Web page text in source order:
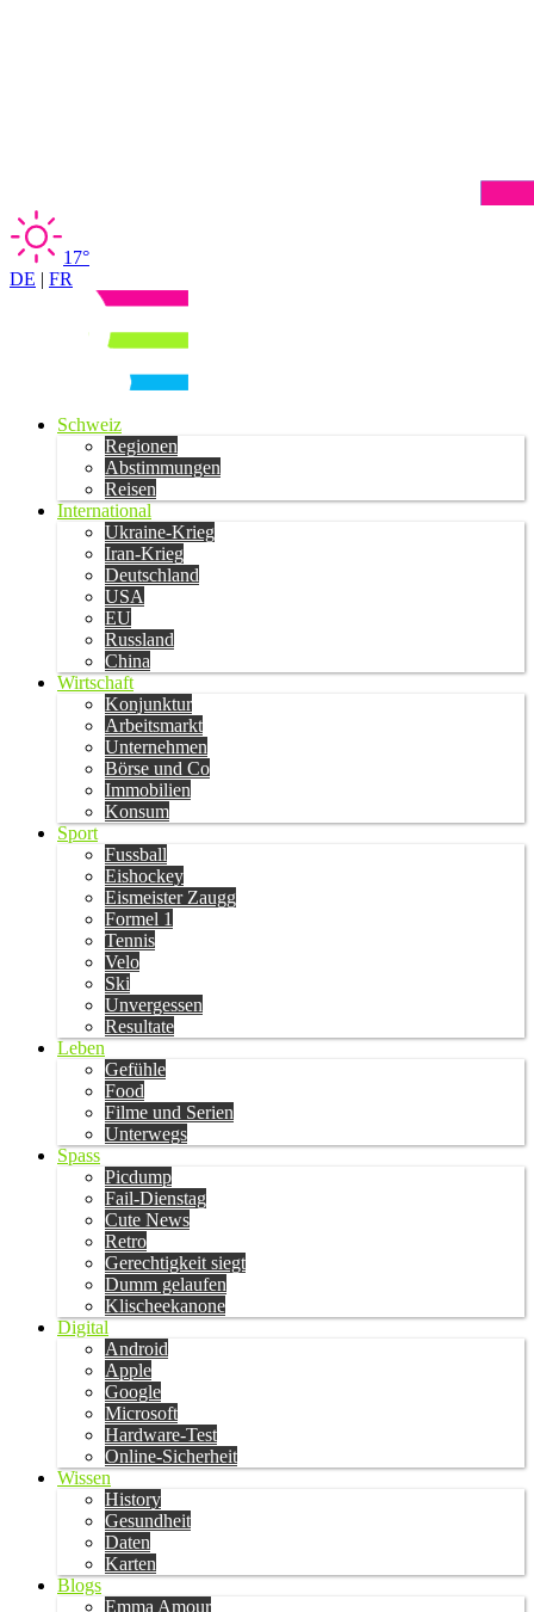
17°
DE | FR
Schweiz
Regionen
Abstimmungen
Reisen
International
Ukraine-Krieg
Iran-Krieg
Deutschland
USA
EU
Russland
China
Wirtschaft
Konjunktur
Arbeitsmarkt
Unternehmen
Börse und Co
Immobilien
Konsum
Sport
Fussball
Eishockey
Eismeister Zaugg
Formel 1
Tennis
Velo
Ski
Unvergessen
Resultate
Leben
Gefühle
Food
Filme und Serien
Unterwegs
Spass
Picdump
Fail-Dienstag
Cute News
Retro
Gerechtigkeit siegt
Dumm gelaufen
Klischeekanone
Digital
Android
Apple
Google
Microsoft
Hardware-Test
Online-Sicherheit
Wissen
History
Gesundheit
Daten
Karten
Blogs
Emma Amour